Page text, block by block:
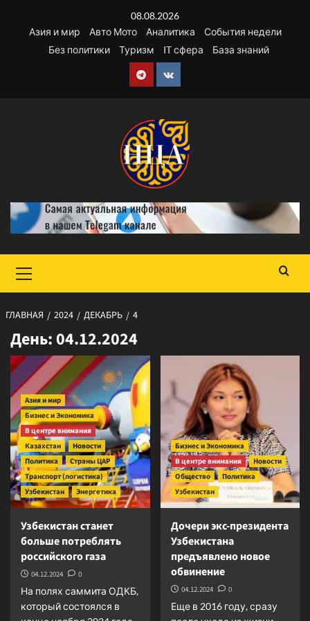
содержимому
08.08.2026
Азия и мир
Авто Мото Аналитика
События недели
Без политики
Туризм IT сфера База знаний
Telegram
VK
меню
ГЛАВНАЯ 2024 ДЕКАБРЬ 4
День: 04.12.2024
Азия и мир
Бизнес и Экономика
В центре внимания
Казахстан
Новости
Политика
Страны ЦАР
Транспорт (логистика)
Узбекистан
Энергетика
Узбекистан станет
больше потреблять
российского газа
04.12.2024 0
На полях саммита ОДКБ,
который состоялся в
Бизнес и Экономика
В центре внимания
Новости
Общество
Политика
Узбекистан
Дочери экс-президента
Узбекистана
предъявлено новое
обвинение
04.12.2024 0
Еще в 2016 году, сразу